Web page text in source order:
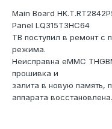
Main Board
Panel LQ315T3HC64
ТВ поступил в ремонт с
режима.
Неисправна eMMC
прошивка и
залита в новую память,
аппарата восстановлена.